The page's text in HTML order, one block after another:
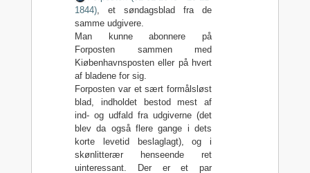
1844), et søndagsblad fra de
samme udgivere.
Man kunne abonnere på
Forposten sammen med
Kiøbenhavnsposten eller på hvert
af bladene for sig.
Forposten var et sært formålsløst
blad, indholdet bestod mest af
ind- og udfald fra udgiverne (det
blev da også flere gange i dets
korte levetid beslaglagt), og i
skønlitterær henseende ret
uinteressant. Der er et par